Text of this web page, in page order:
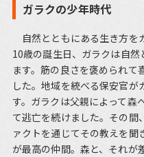
ガラクの少年時代
自然とともにある生き方を
10歳の誕生日、ガラクは自
ます。筋の良さを褒められて
した。地域を統べる保安官
す。ガラクは父親によって森
て逃亡を続けました。その間
ァクトを通じてその教えを聞
が最高の仲間。森と、それが